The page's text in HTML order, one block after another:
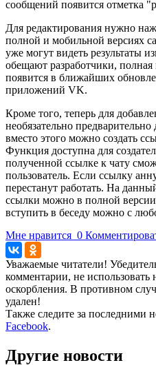
сообщений появится отметка
Для редактирования нужно
полной и мобильной версиях
уже могут видеть результаты
обещают разработчики,
появится в ближайших
приложений VK.
Кроме того, теперь для
необязательно предварительно
вместо этого можно создать
Функция доступна для
полученной ссылке к чату
пользователь. Если ссылку
перестанут работать. На
ссылки можно в полной
вступить в беседу можно с
Мне нравится 0
Уважаемые читатели!
комментарии, не
оскорбления. В противном
удален!
Также следите за последними
Facebook.
Другие новости